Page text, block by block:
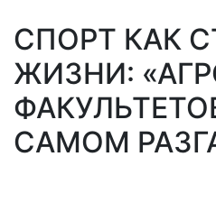
СПОРТ КАК
ЖИЗНИ:
САМОМ